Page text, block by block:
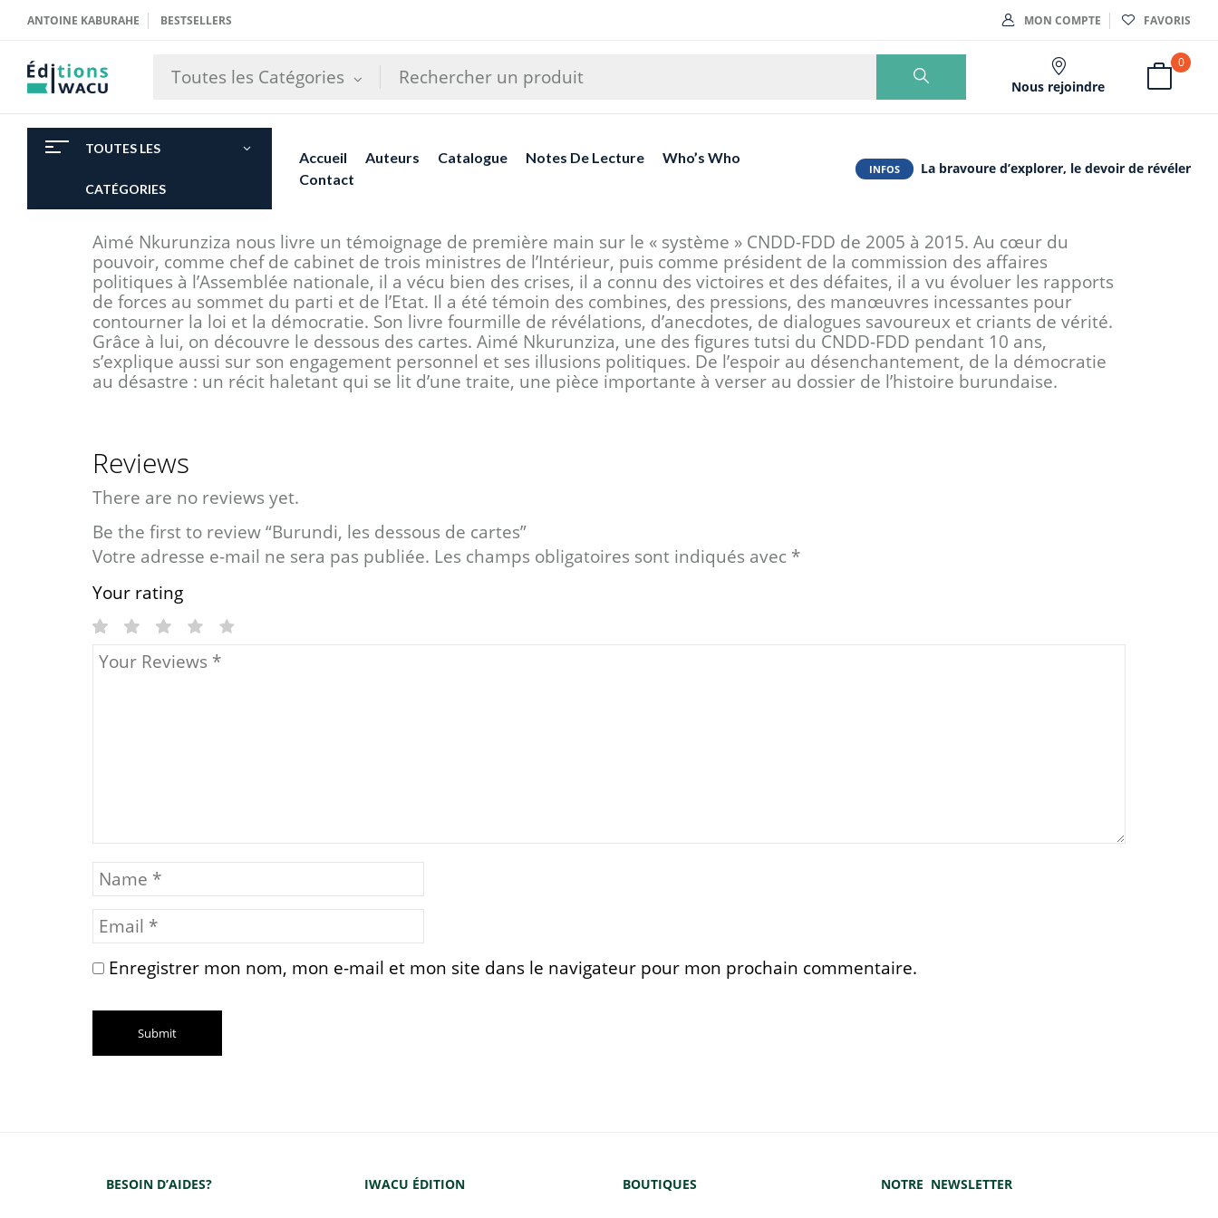
ANTOINE KABURAHE BESTSELLERS MON COMPTE FAVORIS
Toutes les Catégories Nous rejoindre
0
TOUTES LES
CATÉGORIES
Accueil Auteurs Catalogue Notes De Lecture
Who’s Who
Contact
INFOS La bravoure d’explorer, le devoir de révéler
Aimé Nkurunziza nous livre un témoignage de première main sur le « système » CNDD-FDD de 2005 à 2015. Au cœur du
pouvoir, comme chef de cabinet de trois ministres de l’Intérieur, puis comme président de la commission des affaires
politiques à l’Assemblée nationale, il a vécu bien des crises, il a connu des victoires et des défaites, il a vu évoluer les rapports
de forces au sommet du parti et de l’Etat. Il a été témoin des combines, des pressions, des manœuvres incessantes pour
contourner la loi et la démocratie. Son livre fourmille de révélations, d’anecdotes, de dialogues savoureux et criants de vérité.
Grâce à lui, on découvre le dessous des cartes. Aimé Nkurunziza, une des figures tutsi du CNDD-FDD pendant 10 ans,
s’explique aussi sur son engagement personnel et ses illusions politiques. De l’espoir au désenchantement, de la démocratie
au désastre : un récit haletant qui se lit d’une traite, une pièce importante à verser au dossier de l’histoire burundaise.
Reviews
There are no reviews yet.
Be the first to review “Burundi, les dessous de cartes”
Votre adresse e-mail ne sera pas publiée. Les champs obligatoires sont indiqués avec *
Your rating
Enregistrer mon nom, mon e-mail et mon site dans le navigateur pour mon prochain commentaire.
BESOIN D’AIDES? IWACU ÉDITION BOUTIQUES NOTRE NEWSLETTER